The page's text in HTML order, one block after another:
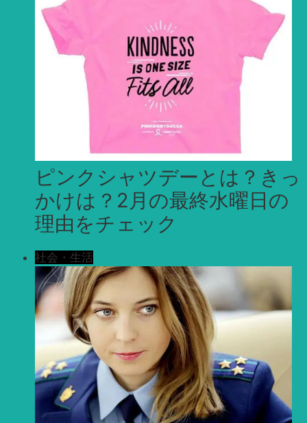
ピンクシャツデーとは？きっ
かけは？2月の最終水曜日の
理由をチェック
社会・生活